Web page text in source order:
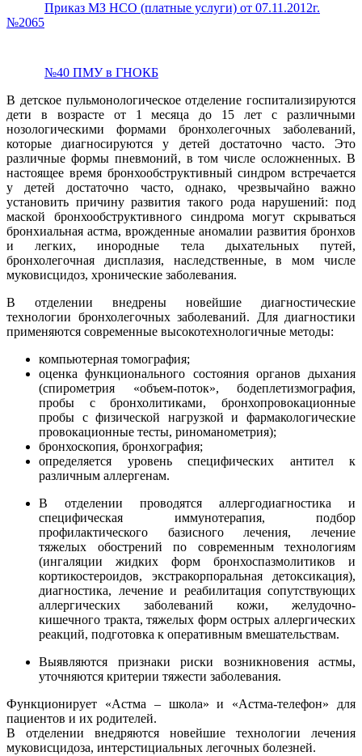
Приказ МЗ НСО (платные услуги) от 07.11.2012г.
№2065
№40 ПМУ в ГНОКБ
В детское пульмонологическое отделение госпитализируются
дети в возрасте от 1 месяца до 15 лет с различными
нозологическими формами бронхолегочных заболеваний,
которые диагносируются у детей достаточно часто. Это
различные формы пневмоний, в том числе осложненных. В
настоящее время бронхообструктивный синдром встречается
у детей достаточно часто, однако, чрезвычайно важно
установить причину развития такого рода нарушений: под
маской бронхообструктивного синдрома могут скрываться
бронхиальная астма, врожденные аномалии развития бронхов
и легких, инородные тела дыхательных путей,
бронхолегочная дисплазия, наследственные, в мом числе
муковисцидоз, хронические заболевания.
В отделении внедрены новейшие диагностические
технологии бронхолегочных заболеваний. Для диагностики
применяются современные высокотехнологичные методы:
компьютерная томография;
оценка функционального состояния органов дыхания
(спирометрия «объем-поток», бодеплетизмография,
пробы с бронхолитиками, бронхопровокационные
пробы с физической нагрузкой и фармакологические
провокационные тесты, риноманометрия);
бронхоскопия, бронхография;
определяется уровень специфических антител к
различным аллергенам.
В отделении проводятся аллергодиагностика и
специфическая иммунотерапия, подбор
профилактического базисного лечения, лечение
тяжелых обострений по современным технологиям
(ингаляции жидких форм бронхоспазмолитиков и
кортикостероидов, экстракорпоральная детоксикация),
диагностика, лечение и реабилитация сопутствующих
аллергических заболеваний кожи, желудочно-
кишечного тракта, тяжелых форм острых аллергических
реакций, подготовка к оперативным вмешательствам.
Выявляются признаки риски возникновения астмы,
уточняются критерии тяжести заболевания.
Функционирует «Астма – школа» и «Астма-телефон» для
пациентов и их родителей.
В отделении внедряются новейшие технологии лечения
муковисцидоза, интерстициальных легочных болезней.